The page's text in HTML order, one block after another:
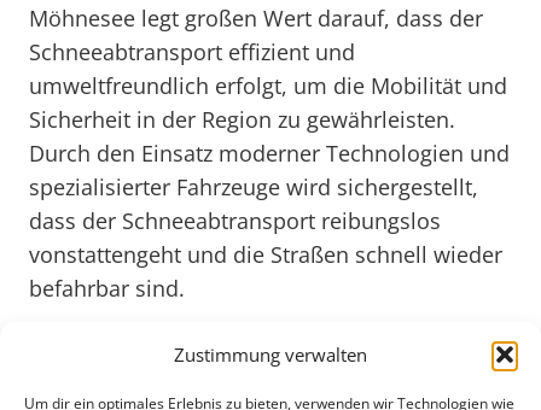
Zustimmung verwalten
Um dir ein optimales Erlebnis zu bieten, verwenden wir Technologien wie
Möhnesee legt großen Wert darauf, dass der
Schneeabtransport effizient und
umweltfreundlich erfolgt, um die Mobilität und
Sicherheit in der Region zu gewährleisten.
Durch den Einsatz moderner Technologien und
spezialisierter Fahrzeuge wird sichergestellt,
dass der Schneeabtransport reibungslos
vonstattengeht und die Straßen schnell wieder
befahrbar sind.
Die Gemeinde Möhnesee arbeitet eng mit
regionalen Dienstleistern zusammen, um eine